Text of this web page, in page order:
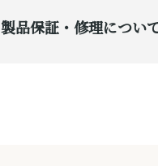
製品保証・修理につい